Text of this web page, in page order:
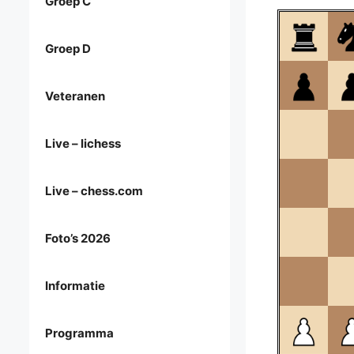
Groep D
Veteranen
Live – lichess
Live – chess.com
Foto’s 2026
Informatie
Programma